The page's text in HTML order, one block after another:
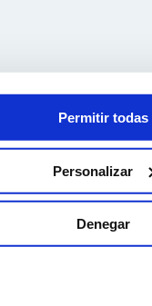
Permitir todas
Personalizar
Denegar